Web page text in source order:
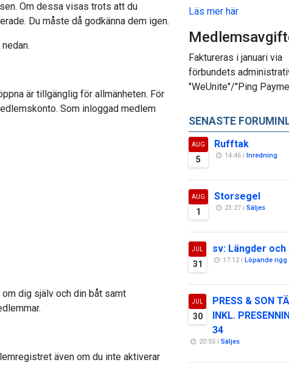
Läs mer här
Faktureras i januari via
förbundets
"WeUnite"/"Ping
SENASTE
AUG
5
Rufftak
14:46 iInredning
AUG
1
Storsegel
23:27 iSäljes
JUL
31
sv: Längder
17:12 iLöpande rigg
JUL
30
PRESS & SON
INKL.
34
20:55 iSäljes
Om dessa visas trots att du
Du måste då godkänna dem igen.
är tillgänglig för allmänheten. För
Som inloggad medlem
dig själv och din båt samt
även om du inte aktiverar